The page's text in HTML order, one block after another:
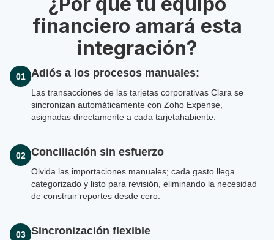
financiero amará esta
integración?
01 Adiós a los procesos manuales:
Las transacciones de las tarjetas corporativas Clara se
sincronizan automáticamente con Zoho Expense,
asignadas directamente a cada tarjetahabiente.
02 Conciliación sin esfuerzo
Olvida las importaciones manuales; cada gasto llega
categorizado y listo para revisión, eliminando la necesidad
de construir reportes desde cero.
03 Sincronización flexible